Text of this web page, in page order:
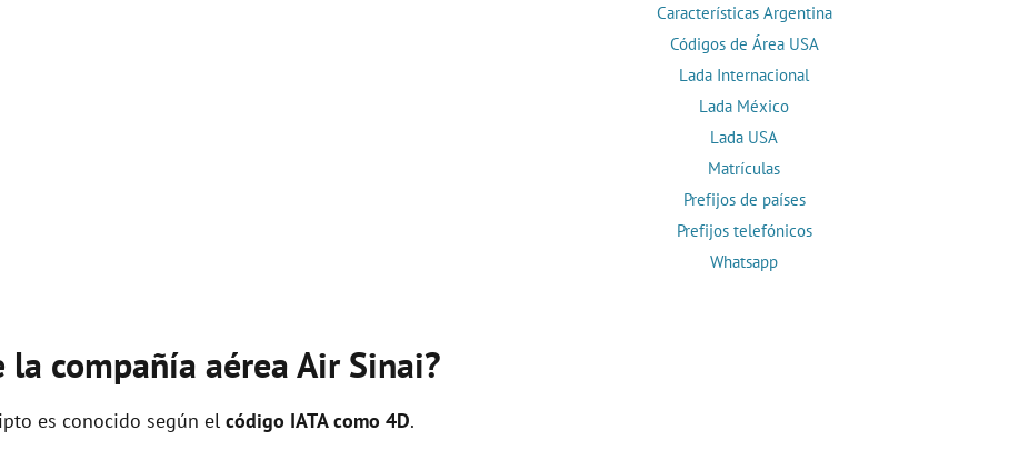
la compañía aérea Air Sinai?
es conocido según el código IATA como 4D.
Características Argentina
Códigos de Área USA
Lada Internacional
Lada México
Lada USA
Matrículas
Prefijos de países
Prefijos telefónicos
Whatsapp